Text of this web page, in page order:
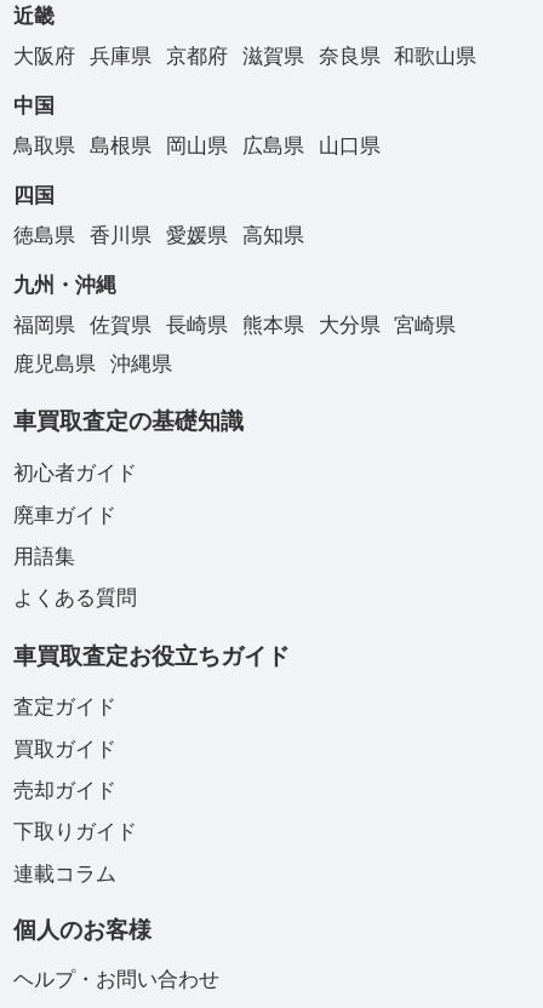
近畿
大阪府
兵庫県 京都府 滋賀県 奈良県 和歌山県
中国
鳥取県
島根県 岡山県 広島県 山口県
四国
徳島県
香川県 愛媛県 高知県
九州・沖縄
福岡県
佐賀県 長崎県 熊本県 大分県
宮崎県
鹿児島県
沖縄県
車買取査定の基礎知識
初心者ガイド
廃車ガイド
用語集
よくある質問
車買取査定お役立ちガイド
査定ガイド
買取ガイド
売却ガイド
下取りガイド
連載コラム
個人のお客様
ヘルプ・お問い合わせ